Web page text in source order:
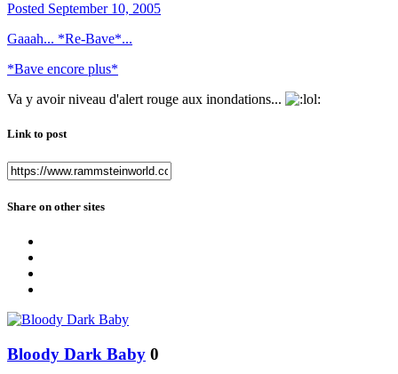
Posted September 10, 2005
Gaaah... *Re-Bave*...
*Bave encore plus*
Va y avoir niveau d'alert rouge aux inondations...
Link to post
Share on other sites
Bloody Dark Baby 0